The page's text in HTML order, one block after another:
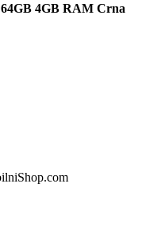
4GB RAM Crna